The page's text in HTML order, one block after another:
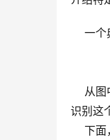
一个
从图
识别这
下面